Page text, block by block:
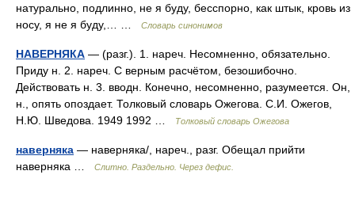
натурально, подлинно, не я буду, бесспорно, как штык, кровь из
носу, я не я буду,… …
Словарь синонимов
НАВЕРНЯКА — (разг.). 1. нареч. Несомненно, обязательно.
Приду н. 2. нареч. С верным расчётом, безошибочно.
Действовать н. 3. вводн. Конечно, несомненно, разумеется. Он,
н., опять опоздает. Толковый словарь Ожегова. С.И. Ожегов,
Н.Ю. Шведова. 1949 1992 …
Толковый словарь Ожегова
наверняка — наверняка/, нареч., разг. Обещал прийти
наверняка …
Слитно. Раздельно. Через дефис.